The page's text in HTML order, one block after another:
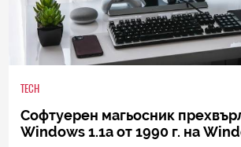
TECH
Софтуерен магьосник
Windows 1.1a от 1990 г. на